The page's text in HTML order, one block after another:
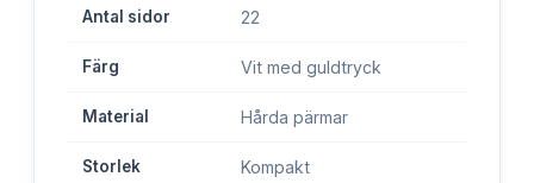
Antal sidor 22
Färg Vit med guldtryck
Material Hårda pärmar
Storlek Kompakt